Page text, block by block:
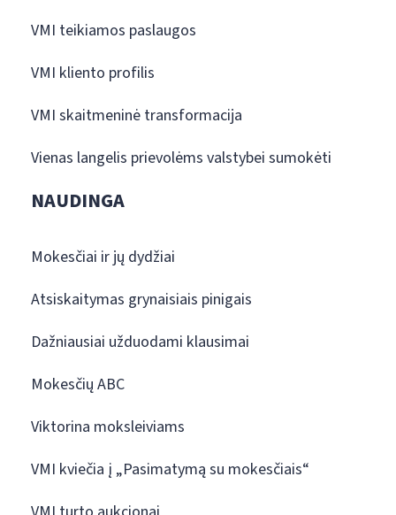
VMI teikiamos paslaugos
VMI kliento profilis
VMI skaitmeninė transformacija
Vienas langelis prievolėms valstybei sumokėti
NAUDINGA
Mokesčiai ir jų dydžiai
Atsiskaitymas grynaisiais pinigais
Dažniausiai užduodami klausimai
Mokesčių ABC
Viktorina moksleiviams
VMI kviečia į „Pasimatymą su mokesčiais“